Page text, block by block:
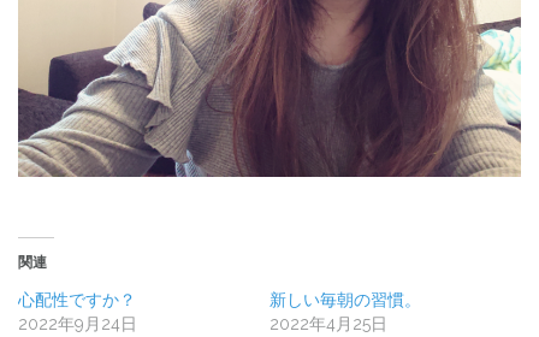
関連
心配性ですか？
2022年9月24日
新しい毎朝の習慣。
2022年4月25日